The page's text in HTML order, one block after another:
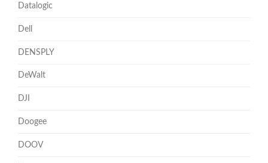
Datalogic
Dell
DENSPLY
DeWalt
DJI
Doogee
DOOV